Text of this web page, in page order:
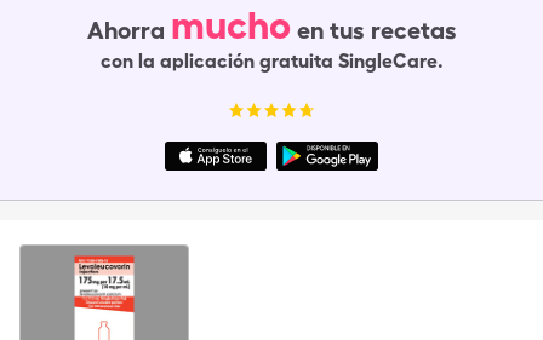
Ahorra mucho en tus recetas
con la aplicación gratuita SingleCare.